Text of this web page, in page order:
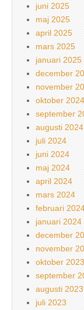
juni 2025
maj 2025
april 2025
mars 2025
januari 2025
december
november
oktober 2024
september
augusti 2024
juli 2024
juni 2024
maj 2024
april 2024
mars 2024
februari
januari 2024
december
november
oktober 2023
september
augusti 2023
juli 2023